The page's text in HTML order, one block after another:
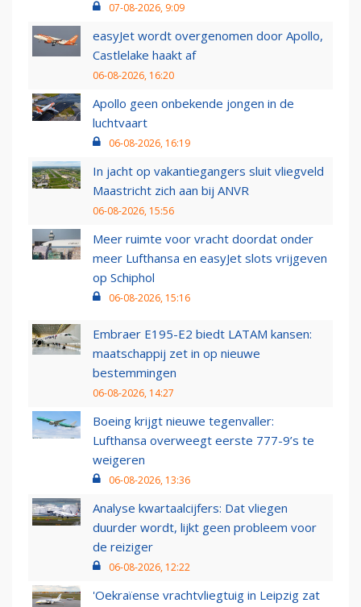
07-08-2026, 9:09
easyJet wordt overgenomen door Apollo,
Castlelake haakt af
06-08-2026, 16:20
Apollo geen onbekende jongen in de
luchtvaart
06-08-2026, 16:19
In jacht op vakantiegangers sluit vliegveld
Maastricht zich aan bij ANVR
06-08-2026, 15:56
Meer ruimte voor vracht doordat onder
meer Lufthansa en easyJet slots vrijgeven
op Schiphol
06-08-2026, 15:16
Embraer E195-E2 biedt LATAM kansen:
maatschappij zet in op nieuwe
bestemmingen
06-08-2026, 14:27
Boeing krijgt nieuwe tegenvaller:
Lufthansa overweegt eerste 777-9’s te
weigeren
06-08-2026, 13:36
Analyse kwartaalcijfers: Dat vliegen
duurder wordt, lijkt geen probleem voor
de reiziger
06-08-2026, 12:22
'Oekraïense vrachtvliegtuig in Leipzig zat